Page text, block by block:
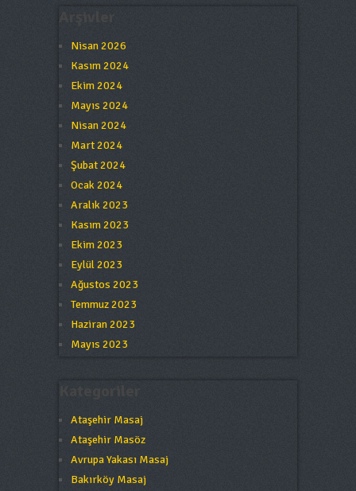
Nisan 2026
Kasım 2024
Ekim 2024
Mayıs 2024
Nisan 2024
Mart 2024
Şubat 2024
Ocak 2024
Aralık 2023
Kasım 2023
Ekim 2023
Eylül 2023
Ağustos 2023
Temmuz 2023
Haziran 2023
Mayıs 2023
Ataşehir Masaj
Ataşehir Masöz
Avrupa Yakası Masaj
Bakırköy Masaj